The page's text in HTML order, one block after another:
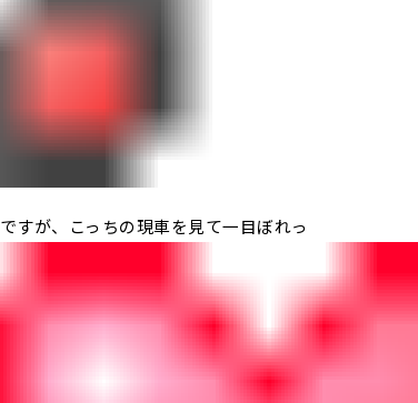
すが、こっちの現車を見て一目ぼれっ